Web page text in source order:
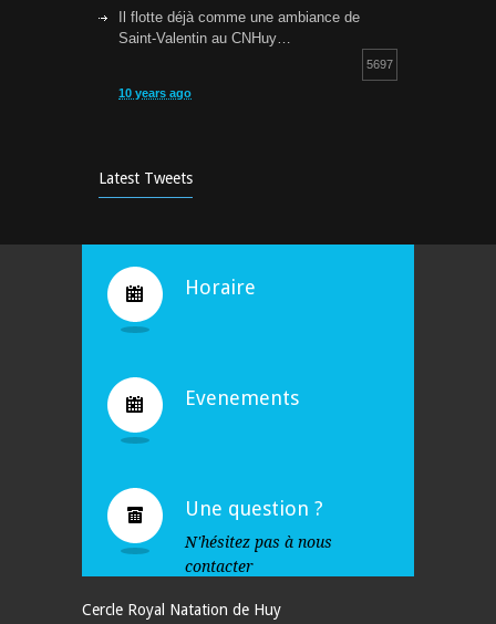
Il flotte déjà comme une ambiance de
Saint-Valentin au CNHuy…
5697
10 years ago
9 years ago
10 years ago
Latest Tweets
Horaire
Evenements
Une question ?
N'hésitez pas à nous
contacter
Cercle Royal Natation de Huy